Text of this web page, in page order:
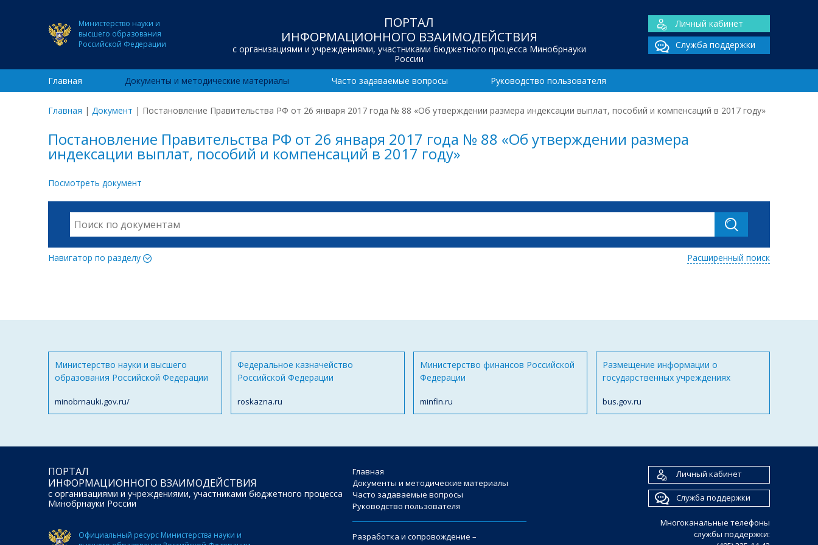
Министерство науки и
высшего образования
Российской Федерации
ПОРТАЛ
ИНФОРМАЦИОННОГО ВЗАИМОДЕЙСТВИЯ
с организациями и учреждениями, участниками бюджетного процесса Минобрнауки
России
Личный кабинет
Служба поддержки
Главная Документы и методические материалы Часто задаваемые вопросы Руководство пользователя
Главная | Документ | Постановление Правительства РФ от 26 января 2017 года № 88 «Об утверждении размера индексации выплат, пособий и компенсаций в 2017 году»
Постановление Правительства РФ от 26 января 2017 года № 88 «Об утверждении размера
индексации выплат, пособий и компенсаций в 2017 году»
Посмотреть документ
Навигатор по разделу Расширенный поиск
Министерство науки и высшего
образования Российской Федерации
minobrnauki.gov.ru/
Федеральное казначейство
Российской Федерации
roskazna.ru
Министерство финансов Российской
Федерации
minfin.ru
Размещение информации о
государственных учреждениях
bus.gov.ru
ПОРТАЛ
ИНФОРМАЦИОННОГО ВЗАИМОДЕЙСТВИЯ
с организациями и учреждениями, участниками бюджетного процесса
Минобрнауки России
Официальный ресурс Министерства науки и
Главная
Документы и методические материалы
Часто задаваемые вопросы
Руководство пользователя
Разработка и сопровождение –
Личный кабинет
Служба поддержки
Многоканальные телефоны
службы поддержки: